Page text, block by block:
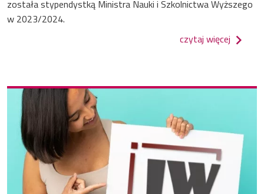
została stypendystką Ministra Nauki i Szkolnictwa Wyższego
w 2023/2024.
czytaj więcej o